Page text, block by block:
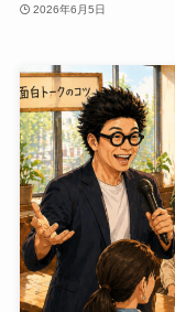
2026年6月5日